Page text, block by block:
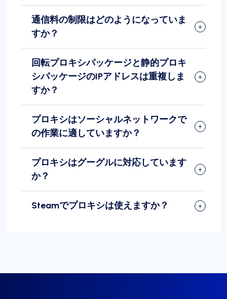
通信料の制限はどのようになっていま
すか？
回転プロキシパッケージと静的プロキ
シパッケージのIPアドレスは重複しま
すか？
プロキシはソーシャルネットワークで
の作業に適していますか？
プロキシはグーグルに対応しています
か？
Steamでプロキシは使えますか？